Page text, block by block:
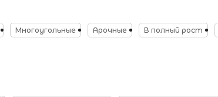
Многоугольные Арочные В полный рост